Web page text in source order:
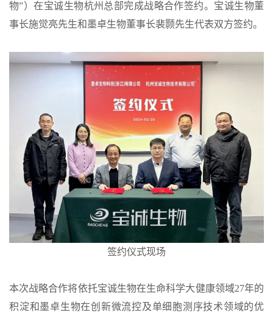
物”）在宝诚生物杭州总部完成战略合作签约。宝诚生物董
事长施觉亮先生和墨卓生物董事长裴颢先生代表双方签约。
签约仪式现场
本次战略合作将依托宝诚生物在生命科学大健康领域27年的
积淀和墨卓生物在创新微流控及单细胞测序技术领域的优